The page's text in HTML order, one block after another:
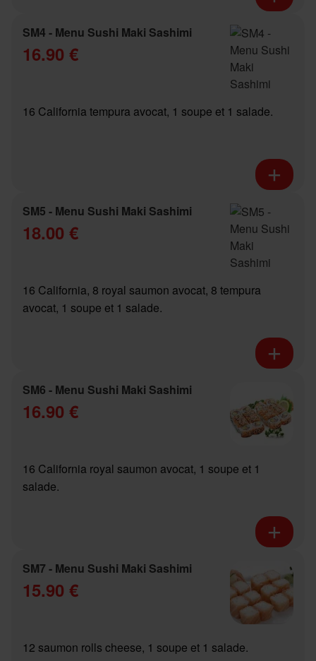
SM4 - Menu Sushi Maki Sashimi
16.90 €
16 California tempura avocat, 1 soupe et 1 salade.
SM5 - Menu Sushi Maki Sashimi
18.00 €
16 California, 8 royal saumon avocat, 8 tempura
avocat, 1 soupe et 1 salade.
SM6 - Menu Sushi Maki Sashimi
16.90 €
16 California royal saumon avocat, 1 soupe et 1
salade.
SM7 - Menu Sushi Maki Sashimi
15.90 €
12 saumon rolls cheese, 1 soupe et 1 salade.